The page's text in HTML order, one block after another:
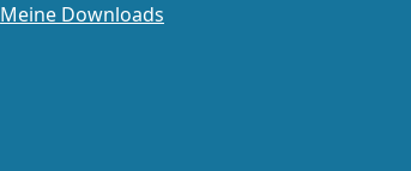
Meine Downloads